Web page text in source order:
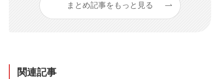
まとめ記事をもっと見る
関連記事